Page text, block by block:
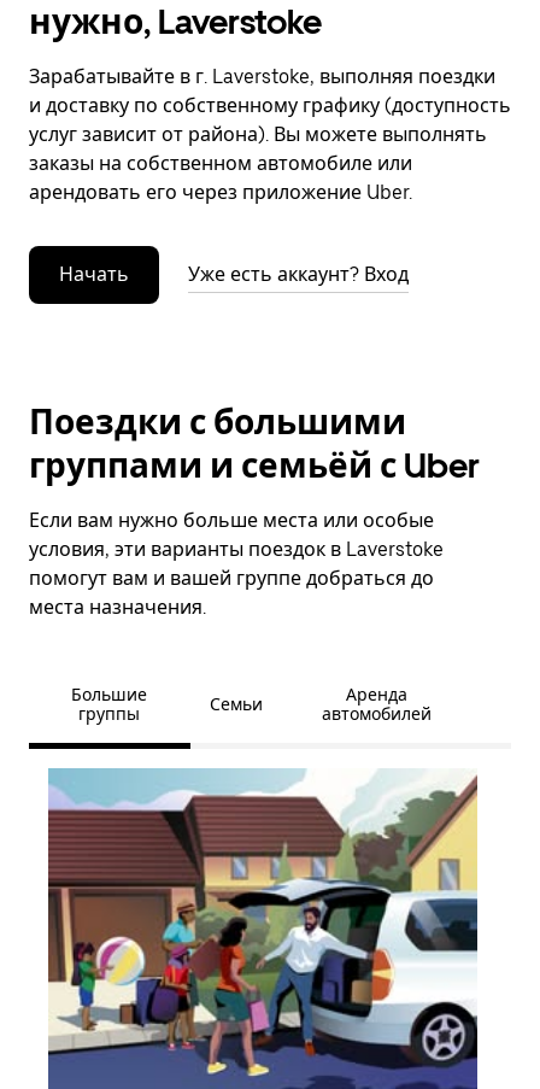
нужно, Laverstoke
Зарабатывайте в г. Laverstoke, выполняя поездки
и доставку по собственному графику (доступность
услуг зависит от района). Вы можете выполнять
заказы на собственном автомобиле или
арендовать его через приложение Uber.
Начать Уже есть аккаунт? Вход
Поездки с большими
группами и семьёй с Uber
Если вам нужно больше места или особые
условия, эти варианты поездок в Laverstoke
помогут вам и вашей группе добраться до
места назначения.
Большие
группы
Семьи
Аренда
автомобилей